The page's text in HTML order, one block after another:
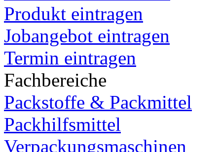
Produkt eintragen
Jobangebot eintragen
Termin eintragen
Fachbereiche
Packstoffe & Packmittel
Packhilfsmittel
Verpackungsmaschinen